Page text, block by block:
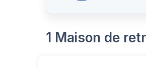
1 Maison de